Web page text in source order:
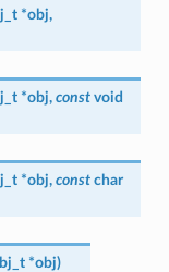
*obj,
*obj, const void
*obj, const char
*obj)